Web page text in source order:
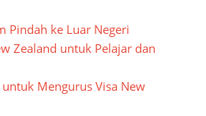
Pindah ke Luar Negeri
Zealand untuk Pelajar dan
Mengurus Visa New